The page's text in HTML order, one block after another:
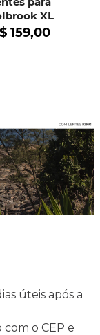
XL
159,00
úteis após a
o CEP e